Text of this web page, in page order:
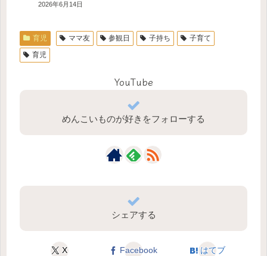
2026年6月14日
育児 ママ友 参観日 子持ち
子育て
育児
YouTube
めんこいものが好きをフォローする
シェアする
X Facebook はてブ